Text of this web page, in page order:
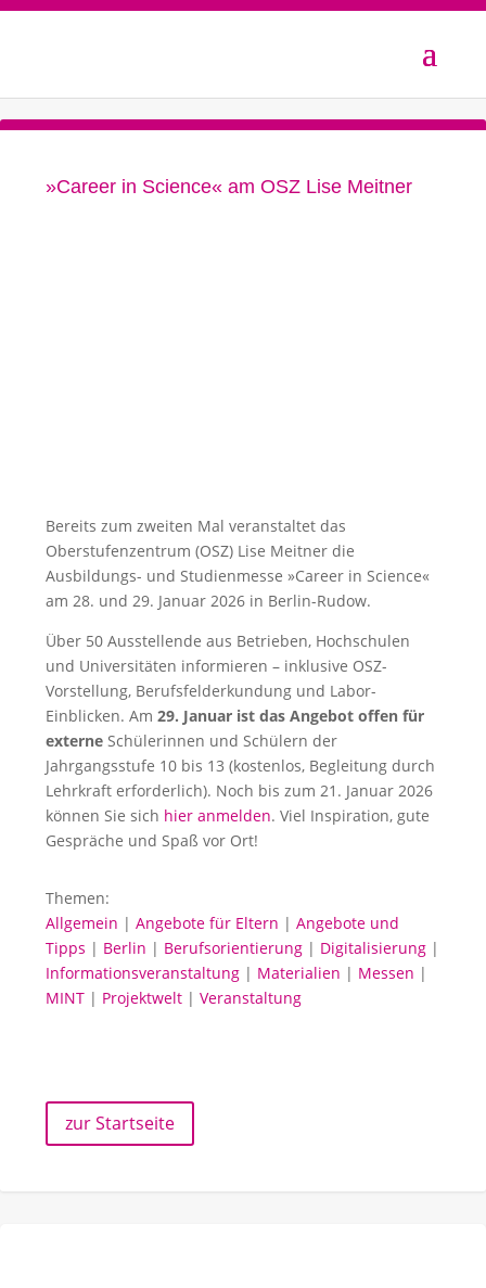
»Career in Science« am OSZ Lise Meitner
Bereits zum zweiten Mal veranstaltet das
Oberstufenzentrum (OSZ) Lise Meitner die
Ausbildungs- und Studienmesse »Career in Science«
am 28. und 29. Januar 2026 in Berlin-Rudow.
Über 50 Ausstellende aus Betrieben, Hochschulen
und Universitäten informieren – inklusive OSZ-
Vorstellung, Berufsfelderkundung und Labor-
Einblicken. Am 29. Januar ist das Angebot offen für
externe Schülerinnen und Schülern der
Jahrgangsstufe 10 bis 13 (kostenlos, Begleitung durch
Lehrkraft erforderlich). Noch bis zum 21. Januar 2026
können Sie sich hier anmelden. Viel Inspiration, gute
Gespräche und Spaß vor Ort!
Themen:
Allgemein | Angebote für Eltern | Angebote und
Tipps | Berlin | Berufsorientierung | Digitalisierung |
Informationsveranstaltung | Materialien | Messen |
MINT | Projektwelt | Veranstaltung
zur Startseite